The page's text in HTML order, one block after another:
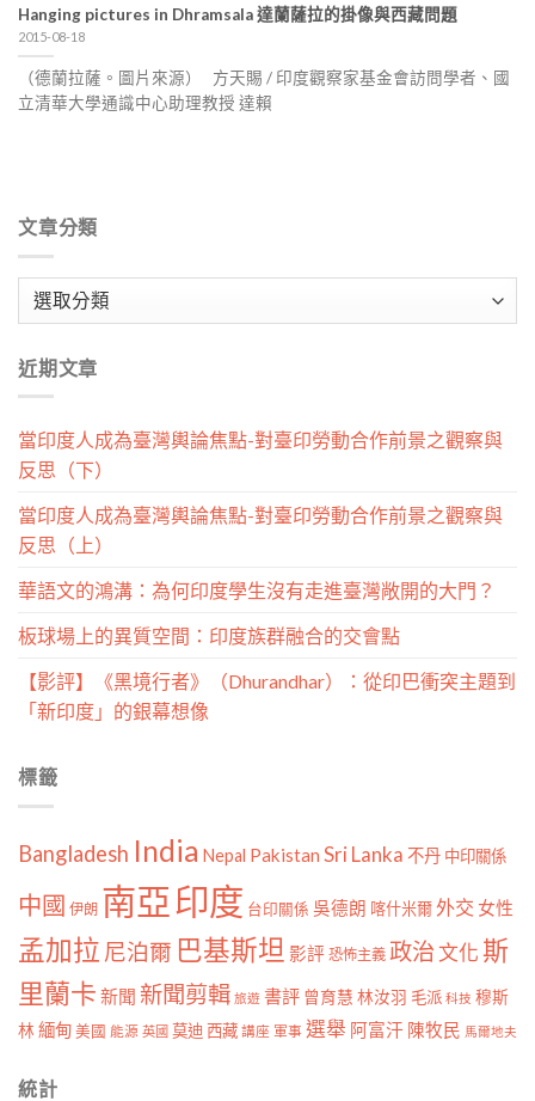
Hanging pictures in Dhramsala 達蘭薩拉的掛像與西藏問題
2015-08-18
（德蘭拉薩。圖片來源） 方天賜 / 印度觀察家基金會訪問學者、國
立清華大學通識中心助理教授 達賴
文章分類
類
近期文章
當印度人成為臺灣輿論焦點-對臺印勞動合作前景之觀察與
反思（下）
當印度人成為臺灣輿論焦點-對臺印勞動合作前景之觀察與
反思（上）
華語文的鴻溝：為何印度學生沒有走進臺灣敞開的大門？
板球場上的異質空間：印度族群融合的交會點
【影評】《黑境行者》（Dhurandhar）：從印巴衝突主題到
「新印度」的銀幕想像
標籤
Bangladesh India Nepal Pakistan Sri Lanka 不丹 中印關係
中國 伊朗 南亞印度 台印關係 吳德朗 喀什米爾外交 女性
孟加拉 尼泊爾 巴基斯坦 影評 恐怖主義 政治文化斯
里蘭卡 新聞 新聞剪輯 旅遊 書評 曾育慧 林汝羽 毛派 科技 穆斯
林 緬甸 美國 能源 英國 莫迪 西藏 講座 軍事 選舉 阿富汗 陳牧民 馬爾地夫
統計